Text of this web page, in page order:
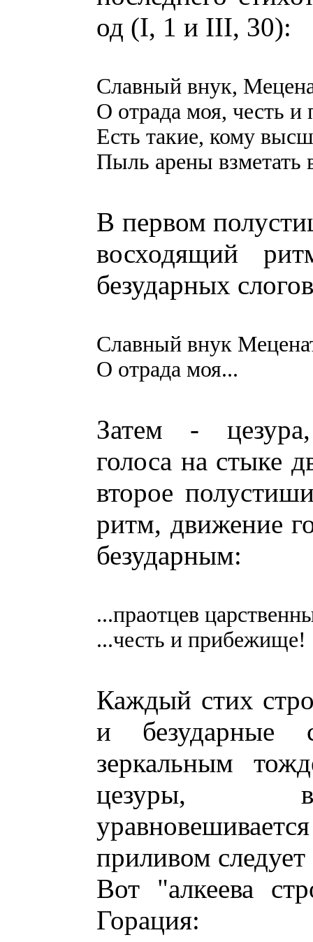
од (I, 1 и III, 30):
Славный внук,
О отрада моя, честь
Есть такие, кому
Пыль арены взметать
В первом
восходящий
безударных
Славный внук
О отрада моя...
Затем - цезура,
голоса на стыке
второе
ритм, движение
безударным:
...праотцев
...честь и прибежище!
Каждый стих
и безударные
зеркальным
цезуры,
приливом следует
Вот "алкеева
Горация: